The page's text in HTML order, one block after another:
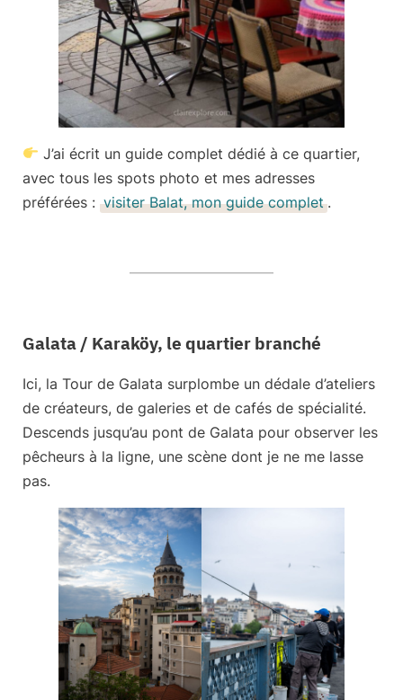
J’ai écrit un guide complet dédié à ce quartier,
avec tous les spots photo et mes adresses
préférées : visiter Balat, mon guide complet .
Galata / Karaköy, le quartier branché
Ici, la Tour de Galata surplombe un dédale d’ateliers
de créateurs, de galeries et de cafés de spécialité.
Descends jusqu’au pont de Galata pour observer les
pêcheurs à la ligne, une scène dont je ne me lasse
pas.